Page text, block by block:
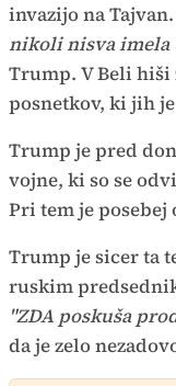
invazijo na Tajvan.
nikoli nisva imela
Trump. V Beli hiši
posnetkov, ki jih
Trump je pred
vojne, ki so se
Pri tem je
Trump je sicer ta
ruskim
"ZDA poskuša
da je zelo